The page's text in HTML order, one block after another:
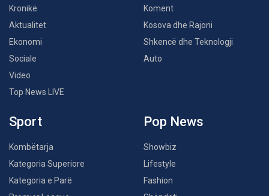
Kronikë
Aktualitet
Ekonomi
Sociale
Video
Top News LIVE
Koment
Kosova dhe Rajoni
Shkencë dhe Teknologji
Auto
Sport
Kombëtarja
Kategoria Superiore
Kategoria e Parë
Pop News
Showbiz
Lifestyle
Fashion